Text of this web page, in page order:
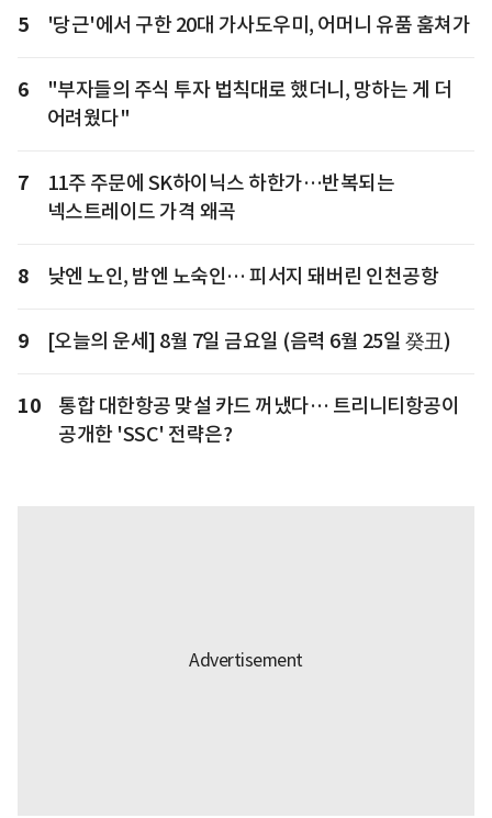
5 '당근'에서 구한 20대 가사도우미, 어머니 유품 훔쳐가
6
"부자들의 주식 투자 법칙대로 했더니, 망하는 게 더
어려웠다"
7
11주 주문에 SK하이닉스 하한가…반복되는
넥스트레이드 가격 왜곡
8 낮엔 노인, 밤엔 노숙인… 피서지 돼버린 인천공항
9 [오늘의 운세] 8월 7일 금요일 (음력 6월 25일 癸丑)
10
통합 대한항공 맞설 카드 꺼냈다… 트리니티항공이
공개한 'SSC' 전략은?